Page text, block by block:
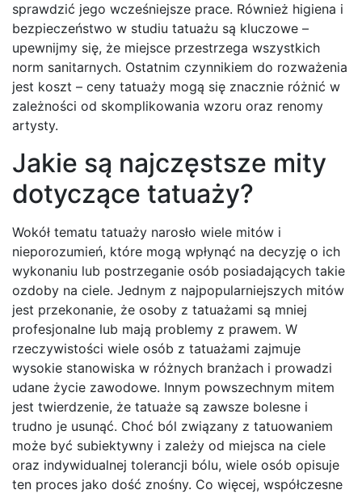
sprawdzić jego wcześniejsze prace. Również higiena i
bezpieczeństwo w studiu tatuażu są kluczowe –
upewnijmy się, że miejsce przestrzega wszystkich
norm sanitarnych. Ostatnim czynnikiem do rozważenia
jest koszt – ceny tatuaży mogą się znacznie różnić w
zależności od skomplikowania wzoru oraz renomy
artysty.
Jakie są najczęstsze mity
dotyczące tatuaży?
Wokół tematu tatuaży narosło wiele mitów i
nieporozumień, które mogą wpłynąć na decyzję o ich
wykonaniu lub postrzeganie osób posiadających takie
ozdoby na ciele. Jednym z najpopularniejszych mitów
jest przekonanie, że osoby z tatuażami są mniej
profesjonalne lub mają problemy z prawem. W
rzeczywistości wiele osób z tatuażami zajmuje
wysokie stanowiska w różnych branżach i prowadzi
udane życie zawodowe. Innym powszechnym mitem
jest twierdzenie, że tatuaże są zawsze bolesne i
trudno je usunąć. Choć ból związany z tatuowaniem
może być subiektywny i zależy od miejsca na ciele
oraz indywidualnej tolerancji bólu, wiele osób opisuje
ten proces jako dość znośny. Co więcej, współczesne